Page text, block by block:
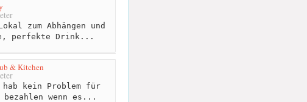
zum Abhängen und
perfekte Drink...
& Kitchen
kein Problem für
wenn es...